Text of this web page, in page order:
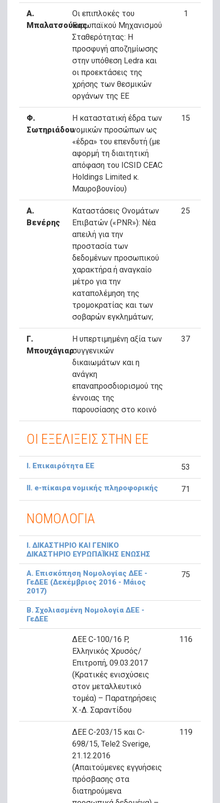
Α.
Μπαλατσούκας
Οι επιπλοκές του
Ευρωπαϊκού Μηχανισμού
Σταθερότητας: Η
προσφυγή αποζημίωσης
στην υπόθεση Ledra και
οι προεκτάσεις της
χρήσης των θεσμικών
οργάνων της ΕΕ
1
Φ.
Σωτηριάδου
H καταστατική έδρα των
νομικών προσώπων ως
«έδρα» του επενδυτή (με
αφορμή τη διαιτητική
απόφαση του ICSID CEAC
Holdings Limited κ.
Μαυροβουνίου)
15
Α.
Βενέρης
Καταστάσεις Ονομάτων
Επιβατών («PNR»): Νέα
απειλή για την
προστασία των
δεδομένων προσωπικού
χαρακτήρα ή αναγκαίο
μέτρο για την
καταπολέμηση της
τρομοκρατίας και των
σοβαρών εγκλημάτων;
25
Γ.
Μπουχάγιαρ
Η υπερτιμημένη αξία των
συγγενικών
δικαιωμάτων και η
ανάγκη
επαναπροσδιορισμού της
έννοιας της
παρουσίασης στο κοινό
37
ΟΙ ΕΞΕΛΙΞΕΙΣ ΣΤΗΝ ΕΕ
Ι. Eπικαιρότητα EE 53
ΙΙ. e-πίκαιρα νομικής πληροφορικής 71
ΝΟΜΟΛΟΓΙΑ
Ι. ΔΙΚΑΣΤΗΡΙΟ ΚΑΙ ΓΕΝΙΚΟ
ΔΙΚΑΣΤΗΡΙΟ ΕΥΡΩΠΑΪΚΗΣ ΕΝΩΣΗΣ
Α. Επισκόπηση Νομολογίας ΔΕΕ -
ΓεΔΕΕ (Δεκέμβριος 2016 - Μάιος
2017)
75
Β. Σχολιασμένη Νομολογία ΔΕΕ -
ΓεΔΕΕ
ΔΕΕ C-100/16 P,
Ελληνικός Χρυσός/
Επιτροπή, 09.03.2017
(Κρατικές ενισχύσεις
στον μεταλλευτικό
τομέα) – Παρατηρήσεις
Χ.-Δ. Σαραντίδου
116
ΔΕΕ C-203/15 και C-
698/15, Tele2 Sverige,
21.12.2016
(Απαιτούμενες εγγυήσεις
πρόσβασης στα
διατηρούμενα
119